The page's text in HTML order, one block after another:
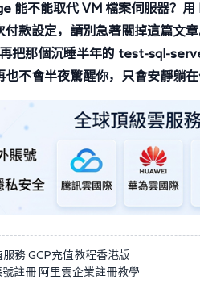
能不能取代 VM 檔案伺服器？
付款設定，請別急著關掉這篇文
把那個沉睡半年的 test-sql-
不會半夜驚醒你，只會安靜躺
服務 GCP充值教程香港版
註冊 阿里雲企業註冊教學